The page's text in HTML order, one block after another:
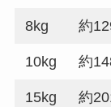
8kg 約
10kg 約
15kg 約